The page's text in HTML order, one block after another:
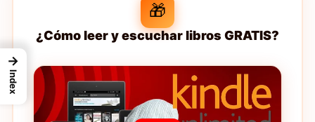
🎁
¿Cómo leer y escuchar libros GRATIS?
→
Index